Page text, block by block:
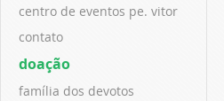
centro de eventos pe. vitor
contato
doação
família dos devotos